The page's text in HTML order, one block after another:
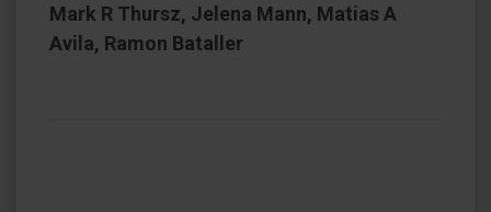
Mark R Thursz, Jelena Mann, Matias A
Avila, Ramon Bataller